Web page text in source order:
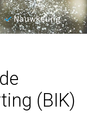
Nauwkeurig
(BIK)